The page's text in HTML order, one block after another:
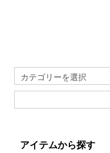
アイテムから探す